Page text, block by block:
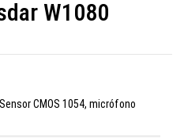
W1080
CMOS 1054, micrófono